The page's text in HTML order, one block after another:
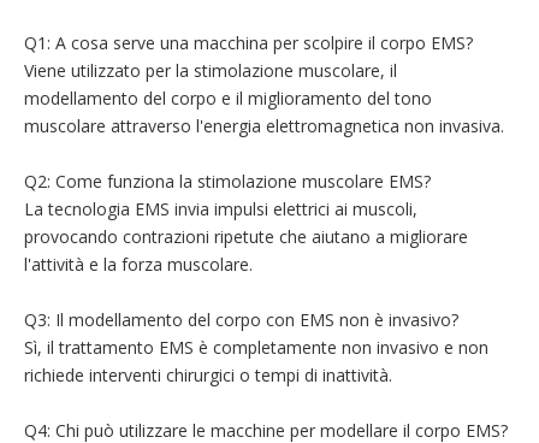
Q1: A cosa serve una macchina per scolpire il corpo EMS?
Viene utilizzato per la stimolazione muscolare, il
modellamento del corpo e il miglioramento del tono
muscolare attraverso l'energia elettromagnetica non invasiva.
Q2: Come funziona la stimolazione muscolare EMS?
La tecnologia EMS invia impulsi elettrici ai muscoli,
provocando contrazioni ripetute che aiutano a migliorare
l'attività e la forza muscolare.
Q3: Il modellamento del corpo con EMS non è invasivo?
Sì, il trattamento EMS è completamente non invasivo e non
richiede interventi chirurgici o tempi di inattività.
Q4: Chi può utilizzare le macchine per modellare il corpo EMS?